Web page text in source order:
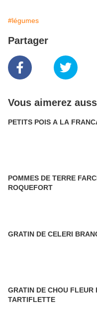
#légumes
Partager
Vous aimerez
PETITS POIS A LA
POMMES DE TERRE
ROQUEFORT
GRATIN DE CELERI
GRATIN DE CHOU FLEUR
TARTIFLETTE